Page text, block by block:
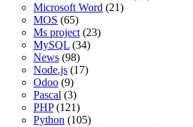
Microsoft Word (21)
MOS (65)
Ms project (23)
MySQL (34)
News (98)
Node.js (17)
Odoo (9)
Pascal (3)
PHP(121)
Python (105)